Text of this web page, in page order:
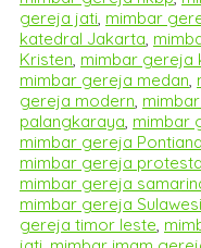
gereja jati, mimbar
katedral Jakarta,
Kristen, mimbar gereja
mimbar gereja medan,
gereja modern,
palangkaraya, mimbar
mimbar gereja
mimbar gereja
mimbar gereja
mimbar gereja Sulawesi
gereja timor leste,